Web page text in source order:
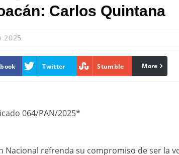
Carlos Quintana
2025
Twitter Stumble linkedin
More
064/PAN/2025*
Nacional refrenda su compromiso de ser la